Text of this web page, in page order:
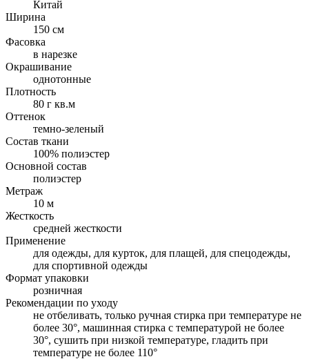
Китай
Ширина
150 см
Фасовка
в нарезке
Окрашивание
однотонные
Плотность
80 г кв.м
Оттенок
темно-зеленый
Состав ткани
100% полиэстер
Основной состав
полиэстер
Метраж
10 м
Жесткость
средней жесткости
Применение
для одежды, для курток, для плащей, для спецодежды,
для спортивной одежды
Формат упаковки
розничная
Рекомендации по уходу
не отбеливать, только ручная стирка при температуре не
более 30°, машинная стирка с температурой не более
30°, сушить при низкой температуре, гладить при
температуре не более 110°